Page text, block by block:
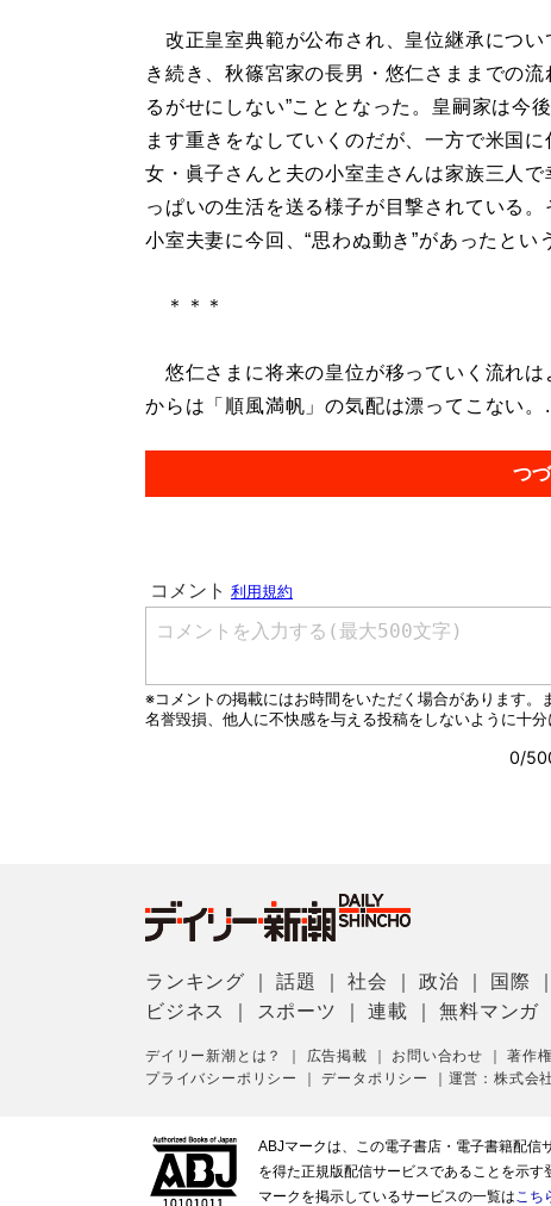
改正皇室典範が公布され、皇位継承につい
き続き、秋篠宮家の長男・悠仁さままでの流
るがせにしない”こととなった。皇嗣家は今
ます重きをなしていくのだが、一方で米国に
女・眞子さんと夫の小室圭さんは家族三人で
っぱいの生活を送る様子が目撃されている。
小室夫妻に今回、“思わぬ動き”があったとい
＊＊＊
悠仁さまに将来の皇位が移っていく流れは
からは「順風満帆」の気配は漂ってこない。
つ
ランキング ｜話題 ｜社会 ｜政治 国際
ビジネス
スポーツ ｜連載 ｜無料マンガ
デイリー新潮とは？ 広告掲載 お問い合わせ ｜著作
プライバシーポリシー
｜データポリシー 運営：株式会
ABJマークは、この電子書店・電子書籍配信
を得た正規版配信サービスであることを示
マークを掲示しているサービスの一覧は こち